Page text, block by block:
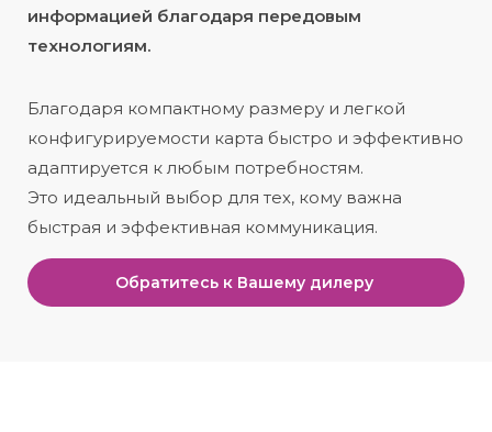
информацией благодаря передовым
технологиям.
Благодаря компактному размеру и легкой
конфигурируемости карта быстро и эффективно
адаптируется к любым потребностям.
Это идеальный выбор для тех, кому важна
быстрая и эффективная коммуникация.
Обратитесь к Вашему дилеру